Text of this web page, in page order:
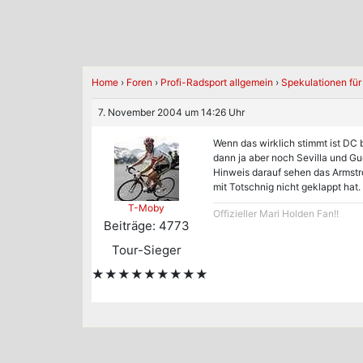
Home › Foren › Profi-Radsport allgemein › Spekulationen
7. November 2004 um 14:26 Uhr
T-Moby
Beiträge: 4773
Tour-Sieger
★★★★★★★★★
Wenn das wirklich stimmt ist DC
dann ja aber noch Sevilla und
Hinweis darauf sehen das
mit Totschnig nicht geklappt hat.
Offizieller Mari Holden Fan!!